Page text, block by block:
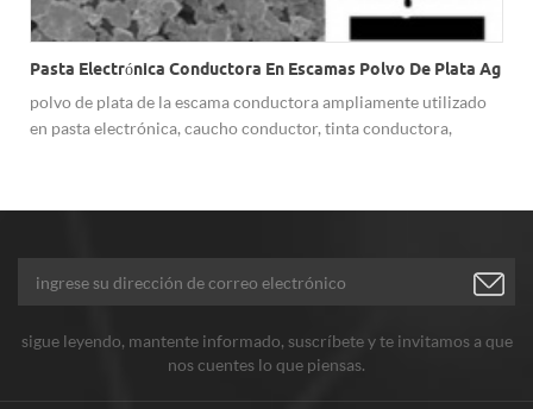
Pasta Electrónica Conductora En Escamas Polvo De Plata Ag
polvo de plata de la escama conductora ampliamente utilizado
en pasta electrónica, caucho conductor, tinta conductora,
sigue leyendo, mantente informado, suscríbete y te invitamos a que
nos cuentes lo que piensas.